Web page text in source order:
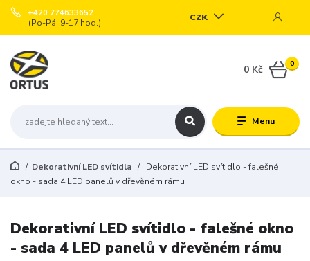
Menu
CZK
+420 774633652
(Po-Pá, 9-17 hod.)
0
0 Kč
Dekorativní LED svítidla
Dekorativní LED svítidlo - falešné
okno - sada 4 LED panelů v dřevěném rámu
Dekorativní LED svítidlo - falešné okno
- sada 4 LED panelů v dřevěném rámu